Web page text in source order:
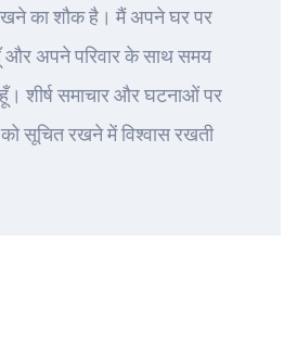
का शौक है। मैं अपने घर पर
और अपने परिवार के साथ समय
शीर्ष समाचार और घटनाओं पर
सूचित रखने में विश्वास रखती